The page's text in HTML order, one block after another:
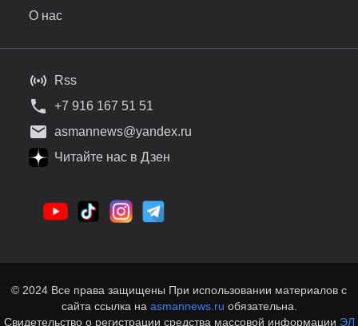
О нас
Rss
+7 916 167 51 51
asmannews@yandex.ru
Читайте нас в Дзен
© 2024 Все права защищены При использовании материалов с
сайта ссылка на asmannews.ru обязательна.
Свидетельство о регистрации средства массовой информации ЭЛ